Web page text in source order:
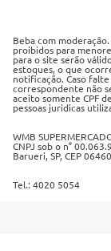
Termos de Uso
Política de
Política de
Beba com
proibidos para
para o site serão
estoques, o que
notificação. Caso
correspondente não
aceito somente CPF
pessoas juridicas
WMB
CNPJ sob o n°
Barueri, SP, CEP
Tel.: 4020 5054